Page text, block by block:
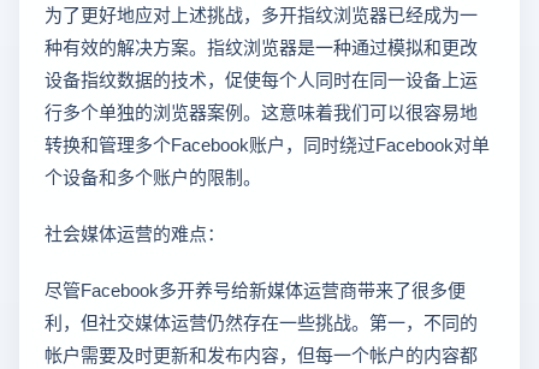
为了更好地应对上述挑战，多开指纹浏览器已经成为一
种有效的解决方案。指纹浏览器是一种通过模拟和更改
设备指纹数据的技术，促使每个人同时在同一设备上运
行多个单独的浏览器案例。这意味着我们可以很容易地
转换和管理多个Facebook账户，同时绕过Facebook对单
个设备和多个账户的限制。
社会媒体运营的难点：
尽管Facebook多开养号给新媒体运营商带来了很多便
利，但社交媒体运营仍然存在一些挑战。第一，不同的
帐户需要及时更新和发布内容，但每一个帐户的内容都